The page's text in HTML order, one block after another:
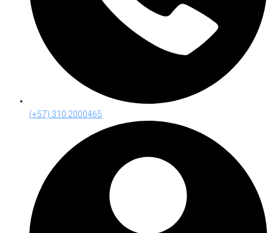
(+57) 310 2000465